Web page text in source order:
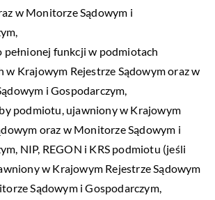
w Monitorze Sądowym i
pełnionej funkcji w podmiotach
w Krajowym Rejestrze Sądowym oraz w
i Gospodarczym,
podmiotu, ujawniony w Krajowym
oraz w Monitorze Sądowym i
NIP, REGON i KRS podmiotu (jeśli
w Krajowym Rejestrze Sądowym
Sądowym i Gospodarczym,